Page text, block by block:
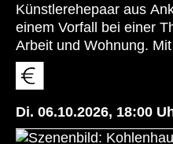
Künstlerehepaar aus
einem Vorfall bei einer
Arbeit und Wohnung.
Tochter Ezgi ziehen sie
Mutter von Aziz.
Gelegenheitsjobs
nach finanzieller
Di. 06.10.2026, 18:00